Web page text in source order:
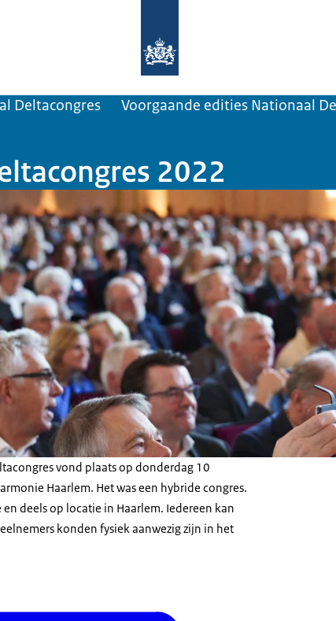
Deltacongres Voorgaande edities Nationaal
2022
vond plaats op donderdag 10
Haarlem. Het was een hybride congres.
deels op locatie in Haarlem. Iedereen kan
konden fysiek aanwezig zijn in het